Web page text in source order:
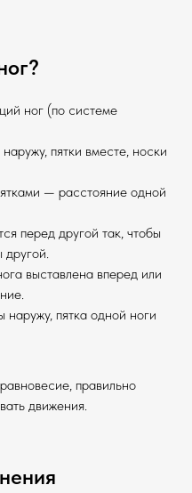
ног (по системе
пятки вместе, носки
— расстояние одной
перед другой так, чтобы
другой.
выставлена вперед или
наружу, пятка одной ноги
правильно
движения.